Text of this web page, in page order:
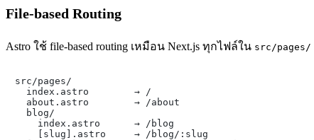
File-based Routing
Astro ใช้ file-based routing เหมือน Next.js ทุกไฟล์ใน src/pages/
src/pages/
  index.astro        → /
  about.astro        → /about
  blog/
    index.astro      → /blog
    [slug].astro     → /blog/:slug